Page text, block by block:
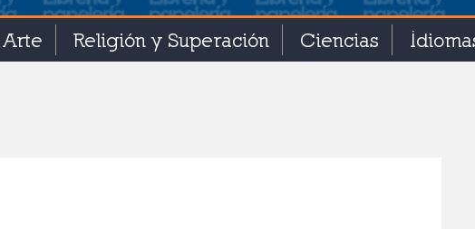
Religión y Superación Ciencias